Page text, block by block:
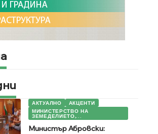
АКТУАЛНО
АКЦЕНТИ
МИНИСТЕРСТВО НА
ЗЕМЕДЕЛИЕТО,...
Министър Абровски: